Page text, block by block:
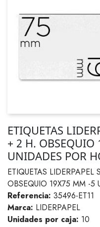
ETIQUETAS
+ 2 H.
UNIDADES POR
ETIQUETAS
OBSEQUIO 19X75 MM -5
Referencia: 35496-ET11
Marca: LIDERPAPEL
Unidades por caja: 10